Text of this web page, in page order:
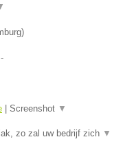
)
-
| Screenshot ▼
zo zal uw bedrijf zich ▼